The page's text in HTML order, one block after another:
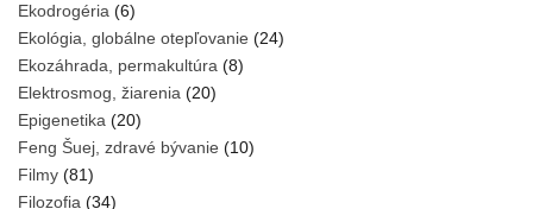
Ekodrogéria (6)
Ekológia, globálne otepľovanie (24)
Ekozáhrada, permakultúra (8)
Elektrosmog, žiarenia (20)
Epigenetika (20)
Feng Šuej, zdravé bývanie (10)
Filmy (81)
Filozofia (34)